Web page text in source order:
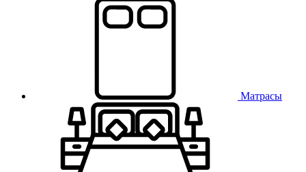
Матрасы